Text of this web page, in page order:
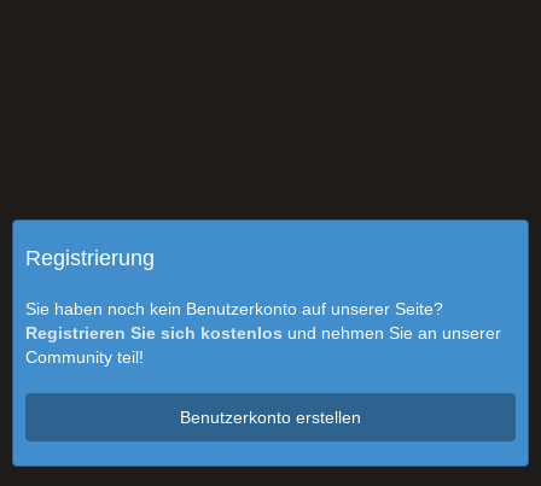
Registrierung
Sie haben noch kein Benutzerkonto auf unserer Seite?
Registrieren Sie sich kostenlos und nehmen Sie an unserer
Community teil!
Benutzerkonto erstellen